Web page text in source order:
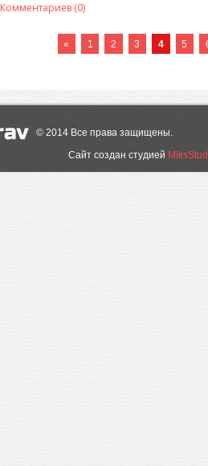
Комментариев (0)
« 1 2 3 4 5
© 2014 Все права защищены.
Сайт создан студией